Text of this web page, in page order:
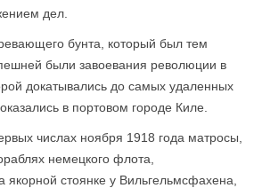
дел.
бунта, который был тем
были завоевания революции в
докатывались до самых удаленных
в портовом городе Киле.
числах ноября 1918 года матросы,
немецкого флота,
якорной стоянке у Вильгельмсфахена,